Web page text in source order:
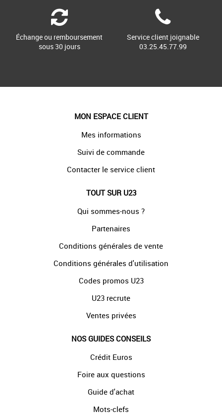
Échange ou remboursement
sous 30 jours
Service client joignable
03.25.45.77.99
MON ESPACE CLIENT
Mes informations
Suivi de commande
Contacter le service client
TOUT SUR U23
Qui sommes-nous ?
Partenaires
Conditions générales de vente
Conditions générales d'utilisation
Codes promos U23
U23 recrute
Ventes privées
NOS GUIDES CONSEILS
Crédit Euros
Foire aux questions
Guide d'achat
Mots-clefs